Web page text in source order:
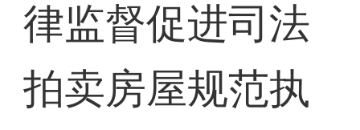
律监督促进司法
拍卖房屋规范执